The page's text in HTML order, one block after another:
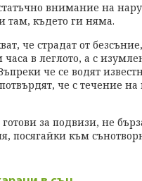
внимание на
там, където ги няма.
че страдат от
в леглото, а с
че се водят
че с течение
за подвизи, не
посягайки към